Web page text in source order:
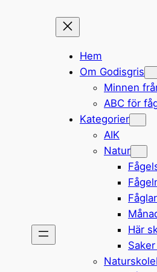
Hem
Om Godisgris
Minnen
ABC för
Kategorier
AIK
Natur
Här